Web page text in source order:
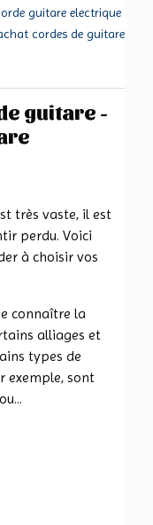
guitare electrique
cordes de guitare
guitare -
très vaste, il est
perdu. Voici
à choisir vos
connaître la
alliages et
types de
exemple, sont